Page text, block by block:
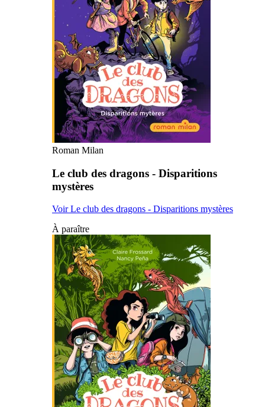
Roman Milan
Le club des dragons - Disparitions
mystères
Voir Le club des dragons - Disparitions mystères
À paraître